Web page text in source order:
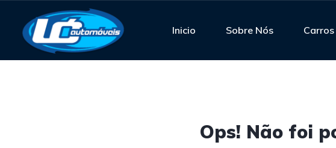
Inicio Sobre Nós Carros
Ops! Não foi